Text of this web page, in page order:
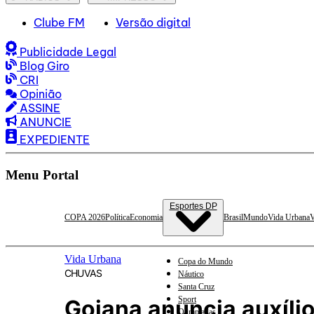
Clube FM Versão digital
Publicidade Legal
Blog Giro
CRI
Opinião
ASSINE
ANUNCIE
EXPEDIENTE
Menu Portal
COPA 2026PolíticaEconomia
Esportes DP
Copa do Mundo
Náutico
Santa Cruz
Sport
Olimpíadas
BrasilMundoVida Urbana
Vida Urbana
CHUVAS